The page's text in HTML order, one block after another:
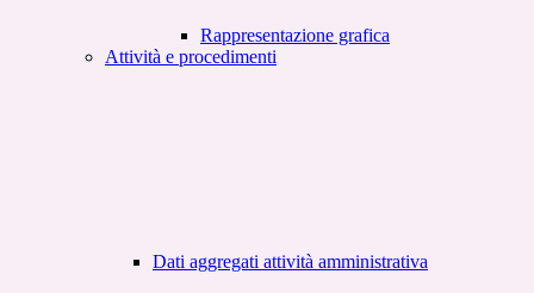
Rappresentazione grafica
Attività e procedimenti
Dati aggregati attività amministrativa